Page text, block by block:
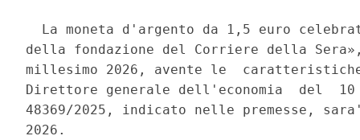
La moneta d'argento da 1,5 euro
della fondazione del Corriere della
millesimo 2026, avente le
Direttore generale dell'economia  del
48369/2025, indicato nelle premesse,